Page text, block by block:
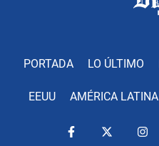
PORTADA LO ÚLTIMO
EEUU AMÉRICA LATINA